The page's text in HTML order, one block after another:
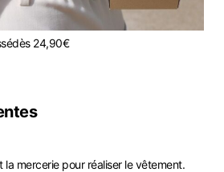
dès 24,90€
la mercerie pour réaliser le vêtement.